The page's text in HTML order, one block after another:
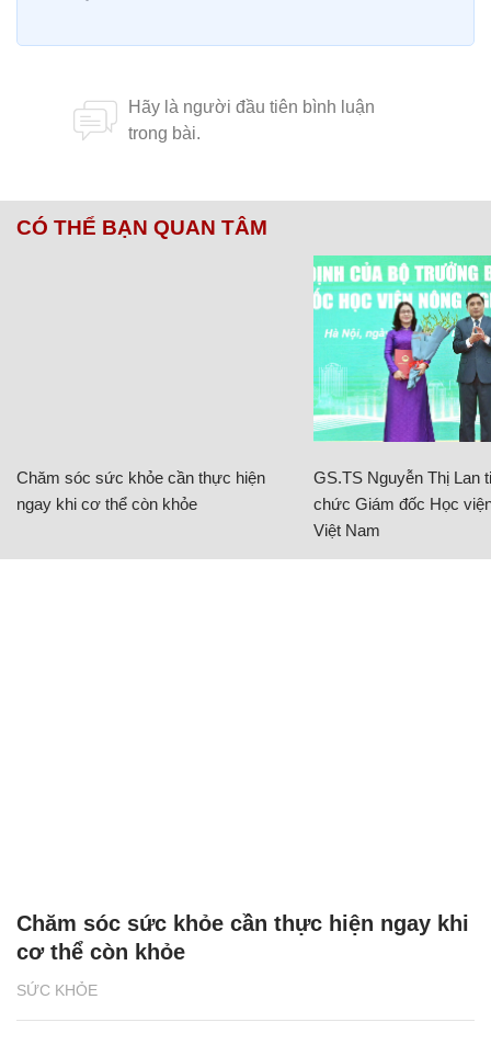
CÓ THỂ BẠN QUAN TÂM
Chăm sóc sức khỏe cần thực hiện
ngay khi cơ thể còn khỏe
GS.TS Nguyễn Thị Lan
chức Giám đốc Học
Việt Nam
SỨC KHỎE
Chăm sóc sức khỏe cần thực hiện ngay khi
cơ thể còn khỏe